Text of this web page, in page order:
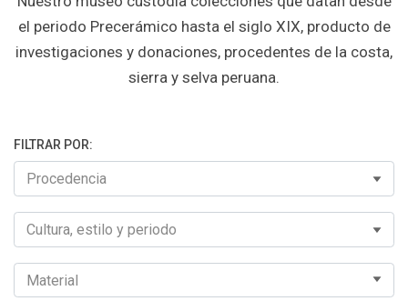
el periodo Precerámico hasta el siglo XIX, producto de
investigaciones y donaciones, procedentes de la costa,
sierra y selva peruana.
FILTRAR POR: